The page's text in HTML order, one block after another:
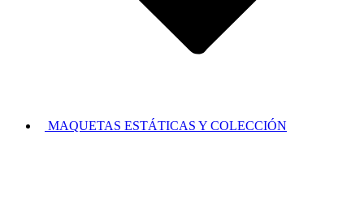
MAQUETAS ESTÁTICAS Y COLECCIÓN